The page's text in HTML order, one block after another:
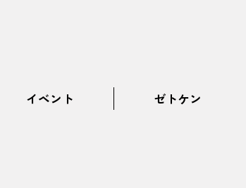
イベント ゼトケン